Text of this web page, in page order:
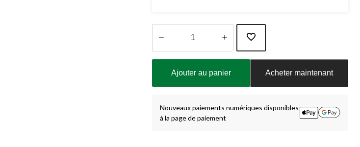
Ajouter au panier Acheter maintenant
Nouveaux paiements numériques disponibles
à la page de paiement